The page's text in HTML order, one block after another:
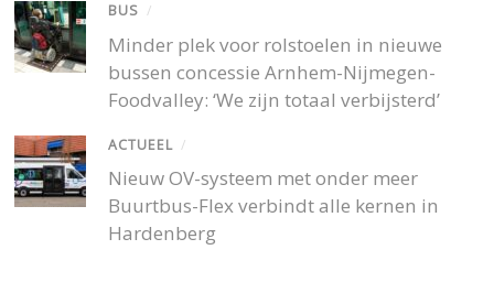
BUS /
Minder plek voor rolstoelen in nieuwe
bussen concessie Arnhem-Nijmegen-
Foodvalley: ‘We zijn totaal verbijsterd’
ACTUEEL /
Nieuw OV-systeem met onder meer
Buurtbus-Flex verbindt alle kernen in
Hardenberg